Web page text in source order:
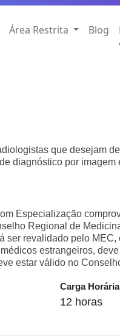
Área Restrita Blog
que desejam
diagnóstico por imagem
Especialização
Regional de
ser revalidado pelo
estrangeiros,
estar válido no
Carga
12 horas